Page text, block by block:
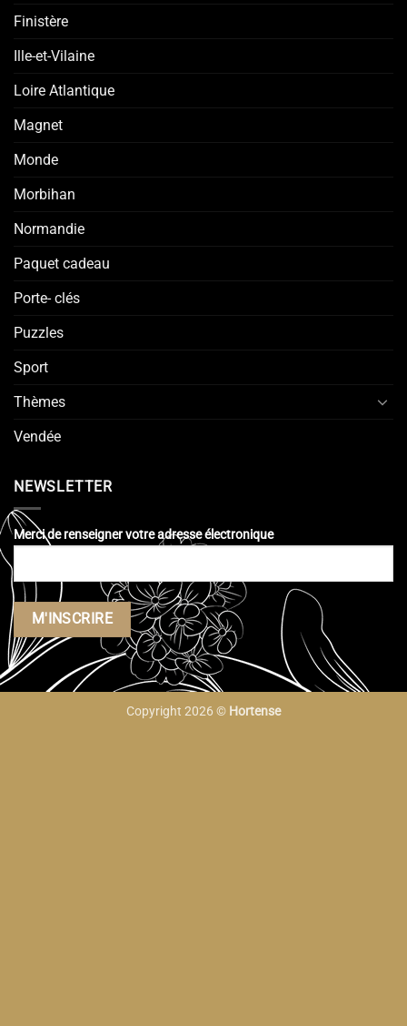
Finistère
Ille-et-Vilaine
Loire Atlantique
Magnet
Monde
Morbihan
Normandie
Paquet cadeau
Porte- clés
Puzzles
Sport
Thèmes
Vendée
NEWSLETTER
Merci de renseigner votre adresse électronique
Copyright 2026 © Hortense